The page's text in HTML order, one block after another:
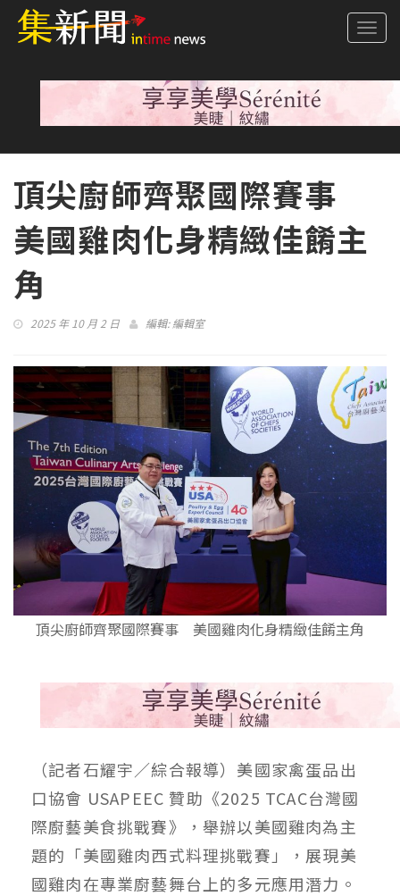
頂尖廚師齊聚國際賽事
美國雞肉化身精緻佳餚主
角
2025 年 10 月 2 日 編輯:編輯室
頂尖廚師齊聚國際賽事 美國雞肉化身精緻佳餚主角
（記者石耀宇／綜合報導）美國家禽蛋品出
口協會 USAPEEC 贊助《2025 TCAC台灣國
際廚藝美食挑戰賽》，舉辦以美國雞肉為主
題的「美國雞肉西式料理挑戰賽」，展現美
國雞肉在專業廚藝舞台上的多元應用潛力。